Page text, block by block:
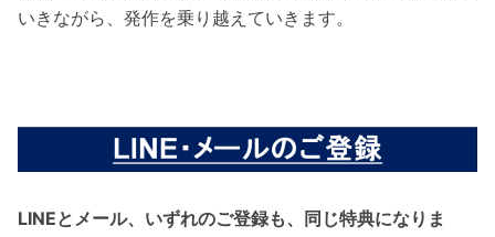
いきながら、発作を乗り越えていきます。
LINEとメール、いずれのご登録も、同じ特典になりま